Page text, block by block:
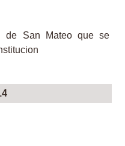
de San Mateo que se